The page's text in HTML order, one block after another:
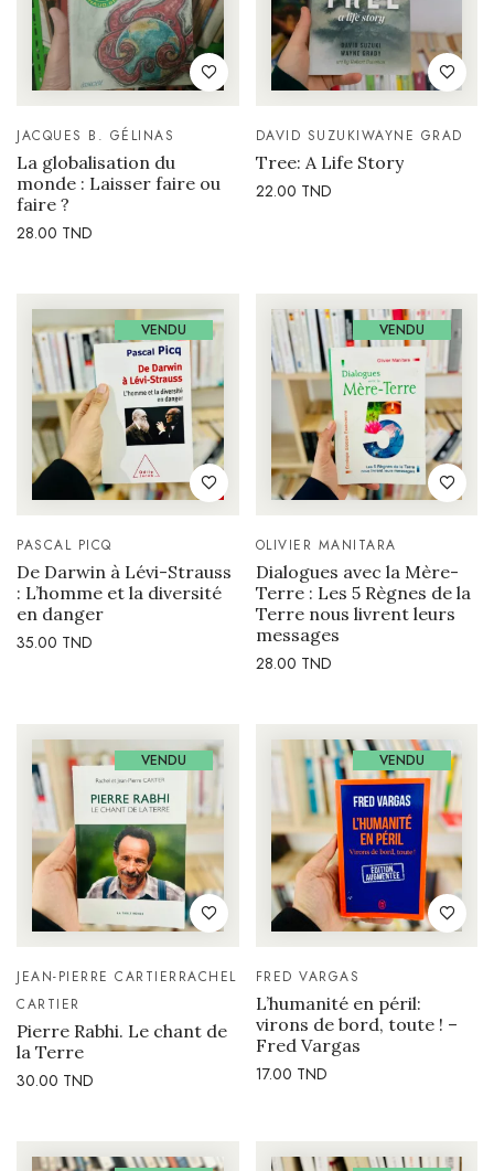
JACQUES B. GÉLINAS
La globalisation du
monde : Laisser faire ou
faire ?
28.00 TND
DAVID SUZUKIWAYNE GRAD
Tree: A Life Story
22.00 TND
VENDU
PASCAL PICQ
De Darwin à Lévi-Strauss
: L’homme et la diversité
en danger
35.00 TND
VENDU
OLIVIER MANITARA
Dialogues avec la Mère-
Terre : Les 5 Règnes de la
Terre nous livrent leurs
messages
28.00 TND
VENDU
JEAN-PIERRE CARTIERRACHEL
CARTIER
Pierre Rabhi. Le chant de
la Terre
30.00 TND
VENDU
FRED VARGAS
L’humanité en péril:
virons de bord, toute ! –
Fred Vargas
17.00 TND